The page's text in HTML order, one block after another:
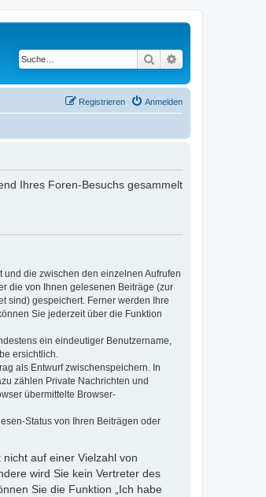
Suche
Anmelden
Registrieren
Ihres Foren-Besuchs gesammelt
die zwischen den einzelnen Aufrufen
die von Ihnen gelesenen Beiträge (zur
sind) gespeichert. Ferner werden Ihre
Sie jederzeit über die Funktion
ein eindeutiger Benutzername,
ersichtlich.
als Entwurf zwischenspeichern. In
zählen Private Nachrichten und
übermittelte Browser-
Status von Ihren Beiträgen oder
auf einer Vielzahl von
wird Sie kein Vertreter des
Sie die Funktion „Ich habe